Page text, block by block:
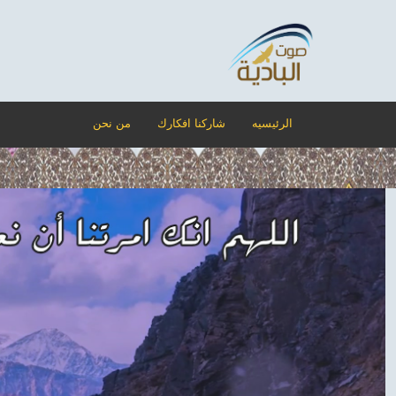
من نحن شاركنا افكارك الرئيسيه